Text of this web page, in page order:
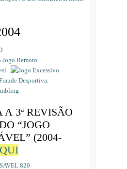
A 3ª REVISÃO
“JOGO
(2004-